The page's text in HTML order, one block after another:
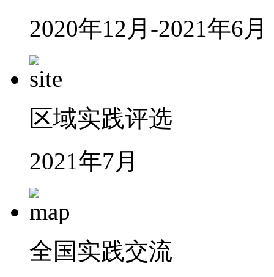
2020年12月-2021年6月
区域实践评选
2021年7月
全国实践交流